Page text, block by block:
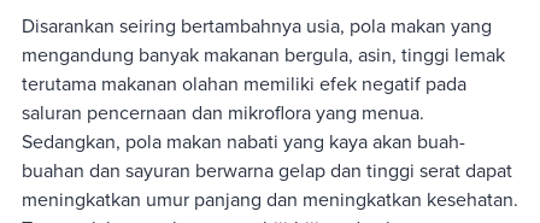
Disarankan seiring bertambahnya usia, pola makan yang
mengandung banyak makanan bergula, asin, tinggi lemak
terutama makanan olahan memiliki efek negatif pada
saluran pencernaan dan mikroflora yang menua.
Sedangkan, pola makan nabati yang kaya akan buah-
buahan dan sayuran berwarna gelap dan tinggi serat dapat
meningkatkan umur panjang dan meningkatkan kesehatan.